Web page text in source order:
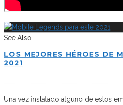
See Also
LOS MEJORES HÉROES DE
2021
Una vez instalado alguno de estos